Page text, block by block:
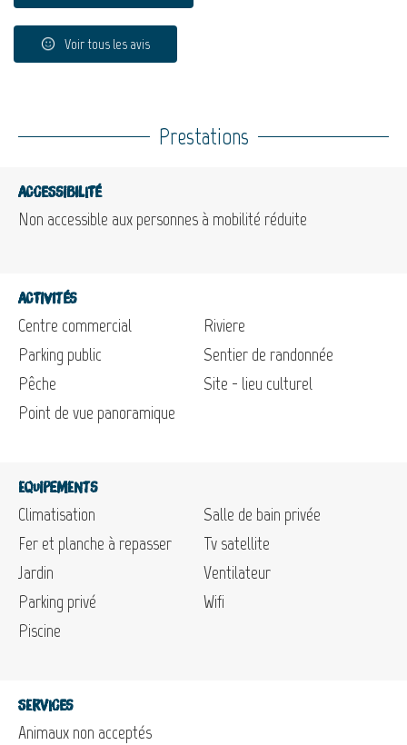
Voir tous les avis
Prestations
Accessibilité
Non accessible aux personnes à mobilité réduite
Activités
Centre commercial
Parking public
Pêche
Point de vue panoramique
Riviere
Sentier de randonnée
Site - lieu culturel
Equipements
Climatisation
Fer et planche à repasser
Jardin
Parking privé
Piscine
Salle de bain privée
Tv satellite
Ventilateur
Wifi
Services
Animaux non acceptés